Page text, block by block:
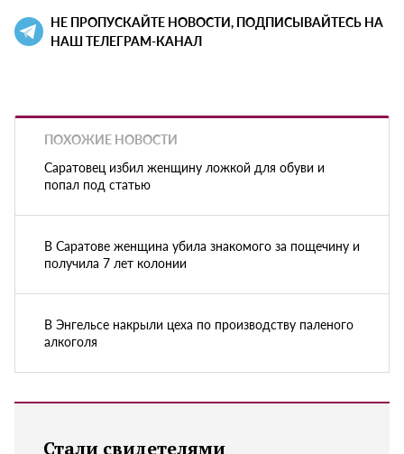
НЕ ПРОПУСКАЙТЕ НОВОСТИ, ПОДПИСЫВАЙТЕСЬ НА
НАШ ТЕЛЕГРАМ-КАНАЛ
ПОХОЖИЕ НОВОСТИ
Саратовец избил женщину ложкой для обуви и
попал под статью
В Саратове женщина убила знакомого за пощечину и
получила 7 лет колонии
В Энгельсе накрыли цеха по производству паленого
алкоголя
Стали свидетелями